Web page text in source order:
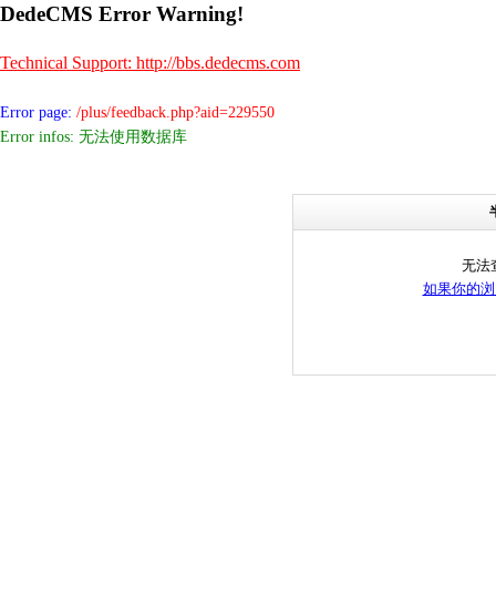
DedeCMS Error Warning!
Technical Support: http://bbs.dedecms.com
Error page: /plus/feedback.php?aid=229550
Error infos: 无法使用数据库
无法
如果你的